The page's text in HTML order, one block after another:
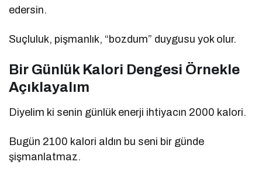
edersin.
Suçluluk, pişmanlık, “bozdum” duygusu yok olur.
Bir Günlük Kalori Dengesi Örnekle
Açıklayalım
Diyelim ki senin günlük enerji ihtiyacın 2000 kalori.
Bugün 2100 kalori aldın bu seni bir günde
şişmanlatmaz.